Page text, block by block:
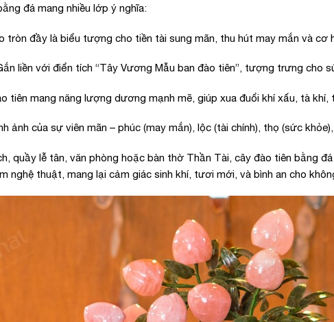
đá mang nhiều lớp ý nghĩa:
tròn đầy là biểu tượng cho tiền tài sung mãn, thu hút may mắn và cơ
liền với điển tích “Tây Vương Mẫu ban đào tiên”, tượng trưng cho
tiên mang năng lượng dương mạnh mẽ, giúp xua đuổi khí xấu, tà
ảnh của sự viên mãn – phúc (may mắn), lộc (tài chính), thọ (sức
quầy lễ tân, văn phòng hoặc bàn thờ Thần Tài, cây đào tiên bằng
nghệ thuật, mang lại cảm giác sinh khí, tươi mới, và bình an cho